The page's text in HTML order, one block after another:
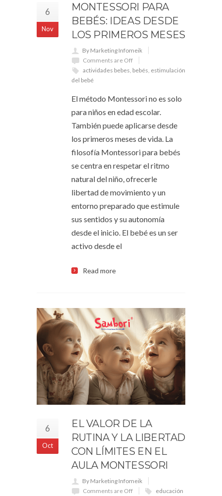
6
Nov
MONTESSORI PARA
BEBÉS: IDEAS DESDE
LOS PRIMEROS MESES
By Marketing Infomeik
Comments are Off
actividades bebes bebés estimulación
del bebé
El método Montessori no es solo
para niños en edad escolar.
También puede aplicarse desde
los primeros meses de vida. La
filosofía Montessori para bebés
se centra en respetar el ritmo
natural del niño, ofrecerle
libertad de movimiento y un
entorno preparado que estimule
sus sentidos y su autonomía
desde el inicio. El bebé es un ser
activo desde el
Read more
6
Oct
EL VALOR DE LA
RUTINA Y LA LIBERTAD
CON LÍMITES EN EL
AULA MONTESSORI
By Marketing Infomeik
Comments are Off
educación